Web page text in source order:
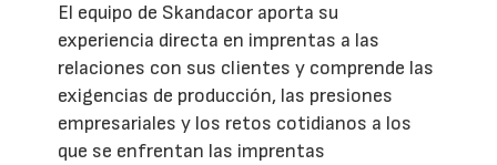
El equipo de Skandacor aporta su
experiencia directa en imprentas a las
relaciones con sus clientes y comprende las
exigencias de producción, las presiones
empresariales y los retos cotidianos a los
que se enfrentan las imprentas